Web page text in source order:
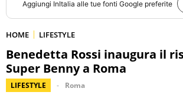
Aggiungi InItalia alle tue fonti Google preferite
HOME LIFESTYLE
Benedetta Rossi inaugura il
Super Benny a Roma
LIFESTYLE Roma